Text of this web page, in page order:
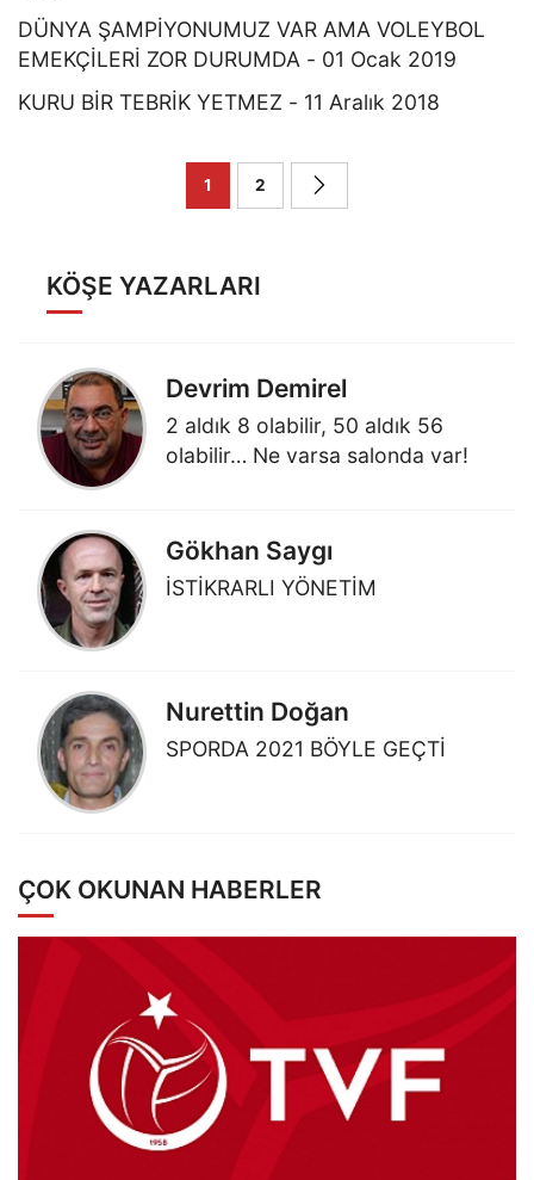
DÜNYA ŞAMPİYONUMUZ VAR AMA VOLEYBOL
EMEKÇİLERİ ZOR DURUMDA - 01 Ocak 2019
KURU BİR TEBRİK YETMEZ - 11 Aralık 2018
1 2
KÖŞE YAZARLARI
Devrim Demirel
2 aldık 8 olabilir, 50 aldık 56
olabilir… Ne varsa salonda var!
Gökhan Saygı
İSTİKRARLI YÖNETİM
Nurettin Doğan
SPORDA 2021 BÖYLE GEÇTİ
ÇOK OKUNAN HABERLER